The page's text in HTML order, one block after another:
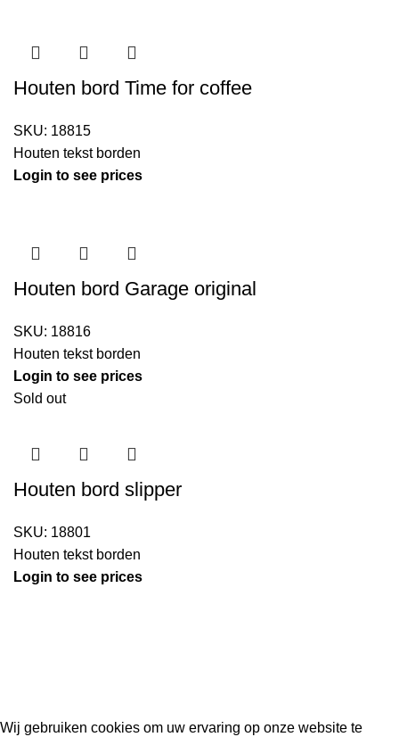
Houten bord Time for coffee
SKU: 18815
Houten tekst borden
Login to see prices
Houten bord Garage original
SKU: 18816
Houten tekst borden
Login to see prices
Sold out
Houten bord slipper
SKU: 18801
Houten tekst borden
Login to see prices
Wij gebruiken cookies om uw ervaring op onze website te